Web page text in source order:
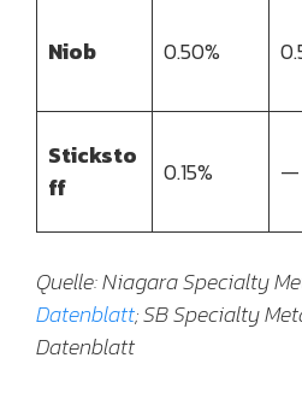
Niob 0.50%
Sticksto
ff
0.15% —
Quelle: Niagara Specialty
Datenblatt; SB Specialty
Datenblatt